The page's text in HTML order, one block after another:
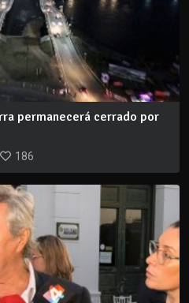
permanecerá cerrado por
186